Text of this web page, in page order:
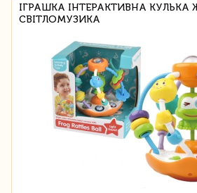
ІГРАШКА ІНТЕРАКТИВНА КУЛЬКА
СВІТЛОМУЗИКА